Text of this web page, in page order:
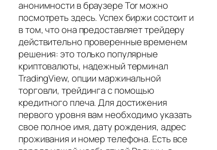
анонимности в браузере Tor можно
посмотреть здесь. Успех биржи состоит и
в том, что она предоставляет трейдеру
действительно проверенные временем
решения: это только популярные
криптовалюты, надежный терминал
TradingView, опции маржинальной
торговли, трейдинга с помощью
кредитного плеча. Для достижения
первого уровня вам необходимо указать
свое полное имя, дату рождения, адрес
проживания и номер телефона. Есть все